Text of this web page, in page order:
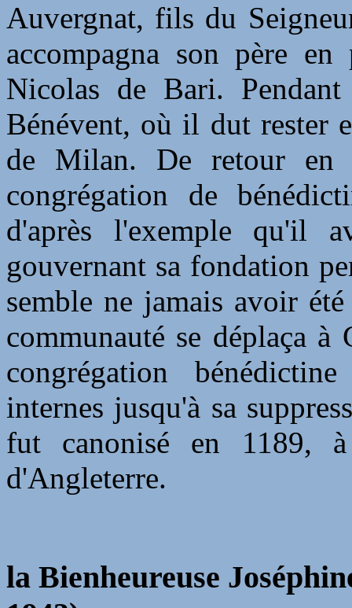
Auvergnat, fils du
accompagna son père
Nicolas de Bari.
Bénévent, où il dut rester
de Milan. De retour en
congrégation de
d'après l'exemple qu'il
gouvernant sa fondation
semble ne jamais avoir
communauté se déplaça
congrégation
internes jusqu'à sa
fut canonisé en 1189,
d'Angleterre.
la Bienheureuse